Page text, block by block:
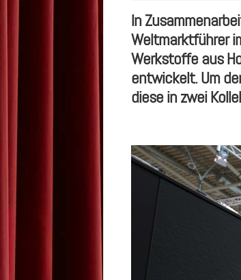
In
Weltmarktführer
Werkstoffe aus
entwickelt. Um
diese in zwei